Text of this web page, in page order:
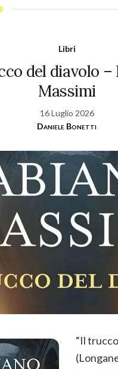
Libri
del diavolo –
Massimi
16 Luglio 2026
Daniele Bonetti
“Il